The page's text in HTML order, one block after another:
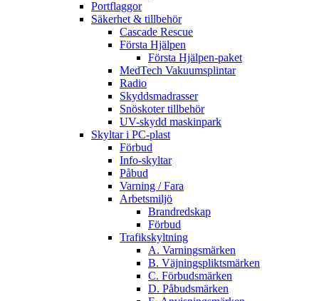
Portflaggor
Säkerhet & tillbehör
Cascade Rescue
Första Hjälpen
Första Hjälpen-paket
MedTech Vakuumsplintar
Radio
Skyddsmadrasser
Snöskoter tillbehör
UV-skydd maskinpark
Skyltar i PC-plast
Förbud
Info-skyltar
Påbud
Varning / Fara
Arbetsmiljö
Brandredskap
Förbud
Trafikskyltning
A. Varningsmärken
B. Väjningspliktsmärken
C. Förbudsmärken
D. Påbudsmärken